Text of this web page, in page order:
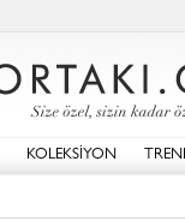
KOLEKSİYON